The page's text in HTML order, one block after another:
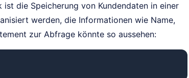
die Speicherung von Kundendaten in einer
werden, die Informationen wie Name,
zur Abfrage könnte so aussehen: